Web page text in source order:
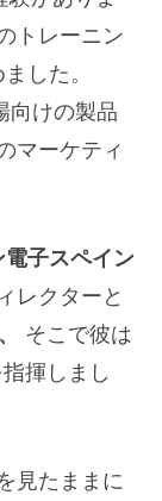
トレーニン
した。
向けの製品
マーケティ
子スペイン
レクターと
そこで彼は
揮しまし
見たままに